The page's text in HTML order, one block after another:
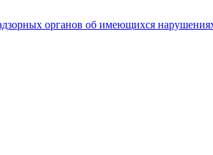
органов об имеющихся